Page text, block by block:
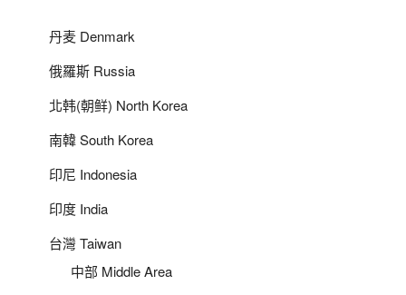
丹麦 Denmark
俄羅斯 Russia
北韩(朝鲜) North Korea
南韓 South Korea
印尼 Indonesia
印度 India
台灣 Taiwan
中部 Middle Area